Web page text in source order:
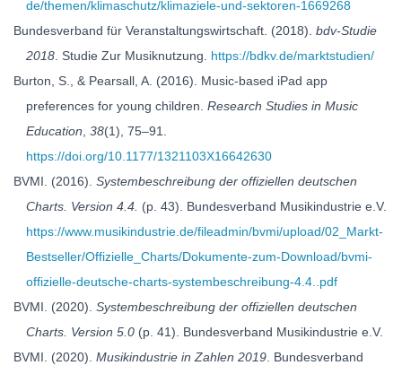
de/themen/klimaschutz/klimaziele-und-sektoren-1669268
Bundesverband für Veranstaltungswirtschaft. (2018). bdv-Studie
2018 . Studie Zur Musiknutzung. https://bdkv.de/marktstudien/
Burton, S., & Pearsall, A. (2016). Music-based iPad app
preferences for young children. Research Studies in Music
Education 38(1), 75–91.
https://doi.org/10.1177/1321103X16642630
BVMI. (2016). Systembeschreibung der offiziellen deutschen
Charts. Version 4.4. (p. 43). Bundesverband Musikindustrie e.V.
https://www.musikindustrie.de/fileadmin/bvmi/upload/02_Markt-
Bestseller/Offizielle_Charts/Dokumente-zum-Download/bvmi-
offizielle-deutsche-charts-systembeschreibung-4.4..pdf
BVMI. (2020). Systembeschreibung der offiziellen deutschen
Charts. Version 5.0 (p. 41). Bundesverband Musikindustrie e.V.
BVMI. (2020). Musikindustrie in Zahlen 2019 . Bundesverband